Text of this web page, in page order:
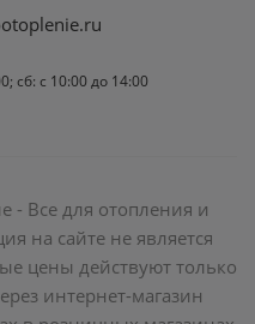
сб: с 10:00 до 14:00
- Все для отопления и
на сайте не является
цены действуют только
интернет-магазин